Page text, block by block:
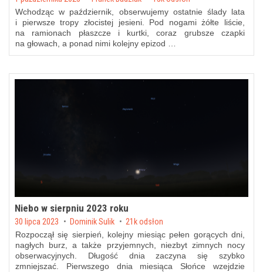
Wchodząc w październik, obserwujemy ostatnie ślady lata
i pierwsze tropy złocistej jesieni. Pod nogami żółte liście,
na ramionach płaszcze i kurtki, coraz grubsze czapki
na głowach, a ponad nimi kolejny epizod …
Niebo w sierpniu 2023 roku
Posted on
30 lipca 2023 by Dominik Sulik 21k odsłon
Rozpoczął się sierpień, kolejny miesiąc pełen gorących dni,
nagłych burz, a także przyjemnych, niezbyt zimnych nocy
obserwacyjnych. Długość dnia zaczyna się szybko
zmniejszać. Pierwszego dnia miesiąca Słońce wzejdzie